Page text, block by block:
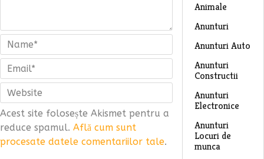
Acest site folosește Akismet pentru a
reduce spamul. Află cum sunt
procesate datele comentariilor tale.
Animale
Anunturi
Anunturi Auto
Anunturi
Constructii
Anunturi
Electronice
Anunturi
Locuri de
munca